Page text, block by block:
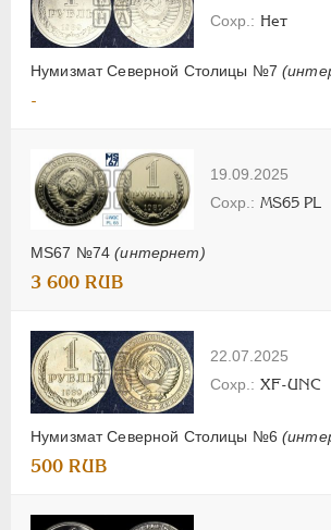
Нумизмат Северной Столицы №7
Нет
-
19.09.2025
MS67 №74(интернет)
MS65 PL
3 600 RUB
22.07.2025
Нумизмат Северной Столицы №6
XF-UNC
500 RUB